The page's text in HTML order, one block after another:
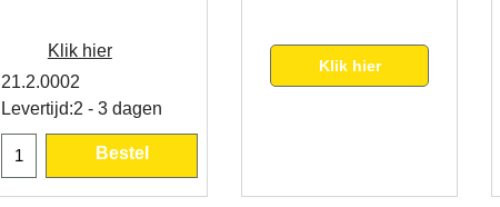
Klik hier
21.2.0002
Levertijd:2 - 3 dagen
Bestel
Klik hier